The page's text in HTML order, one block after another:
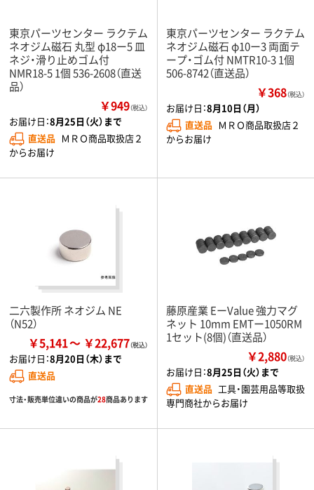
東京パーツセンター ラクテム
ネオジム磁石 丸型 φ18ー5 皿
ネジ・滑り止めゴム付
NMR18-5 1個 536-2608（直送
品）
￥949（税込）
お届け日：8月25日（火）まで
直送品 ＭＲＯ商品取扱店２
からお届け
東京パーツセンター ラクテム
ネオジム磁石 φ10ー3 両面テ
ープ・ゴム付 NMTR10-3 1個
506-8742（直送品）
￥368（税込）
お届け日：8月10日（月）
直送品 ＭＲＯ商品取扱店２
からお届け
二六製作所 ネオジム NE
（N52）
￥5,141 ￥22,677
お届け日：8月20日（木）まで
直送品
寸法・販売単位違いの商品が28商品あります
藤原産業 EーValue 強力マグ
ネット 10mm EMTー1050RM
1セット(8個)（直送品）
￥2,880（税込）
お届け日：8月25日（火）まで
直送品 工具・園芸用品等取扱
専門商社からお届け